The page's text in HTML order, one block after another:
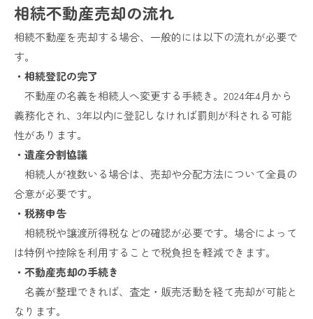
相続不動産売却の流れ
相続不動産を売却する場合、一般的には以下の流れが必要で
す。
・相続登記の完了
不動産の名義を相続人へ変更する手続き。2024年4月から
義務化され、3年以内に登記しなければ罰則が科される可能
性があります。
・遺産分割協議
相続人が複数いる場合は、売却や分配方法について全員の
合意が必要です。
・税務申告
相続税や譲渡所得税などの確認が必要です。場合によって
は特例や控除を利用することで税負担を軽減できます。
・不動産売却の手続き
名義が整理できれば、査定・販売活動を経て売却が可能と
なります。